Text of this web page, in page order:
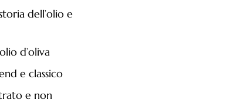
dell’olio e
d’oliva
e classico
e non